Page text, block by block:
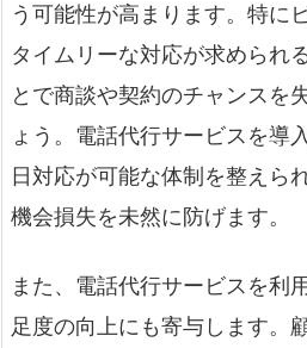
う可能性が高まります。特に
タイムリーな対応が求められ
とで商談や契約のチャンスを
ょう。電話代行サービスを導
日対応が可能な体制を整えら
機会損失を未然に防げます。
また、電話代行サービスを利
足度の向上にも寄与します。